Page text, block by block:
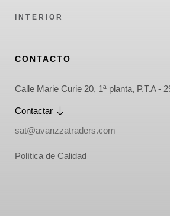
INTERIOR
CONTACTO
Calle Marie Curie 20, 1ª planta, P.T.A -
Contactar
sat@avanzzatraders.com
Política de Calidad